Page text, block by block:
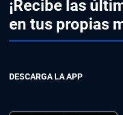
¡Recibe las
en tus propias
DESCARGA LA APP